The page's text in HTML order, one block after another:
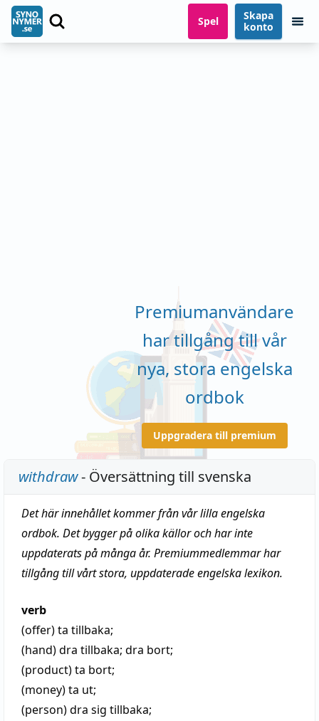
Spel
Skapa
konto
Premiumanvändare
har tillgång till vår
nya, stora engelska
ordbok
Uppgradera till premium
withdraw- Översättning till svenska
Det här innehållet kommer från vår lilla engelska
ordbok. Det bygger på olika källor och har inte
uppdaterats på många år. Premiummedlemmar har
tillgång till vårt stora, uppdaterade engelska lexikon.
verb
(offer)ta tillbaka;
(hand)dra tillbaka; dra bort;
(product)ta bort;
(money)ta ut;
(person)dra sig tillbaka;